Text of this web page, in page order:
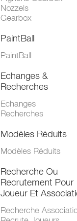
Nozzels
Gearbox
PaintBall
PaintBall
Echanges &
Recherches
Echanges
Recherches
Modèles Réduits
Modèles Réduits
Recherche Ou
Recrutement Pour
Joueur Et
Recherche